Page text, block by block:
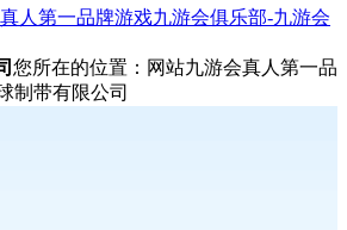
人第一品牌游戏九游会俱乐部-九游会
您所在的位置：网站九游会真人第一品
制带有限公司